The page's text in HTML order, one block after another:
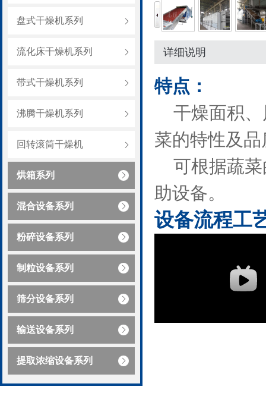
盘式干燥机系列
流化床干燥机系列
带式干燥机系列
沸腾干燥机系列
回转滚筒干燥机
烘箱系列
混合设备系列
粉碎设备系列
制粒设备系列
筛分设备系列
输送设备系列
提取浓缩设备系列
详细说明
特点：
干燥面积、
菜的特性及
可根据蔬菜
助设备。
设备流程工